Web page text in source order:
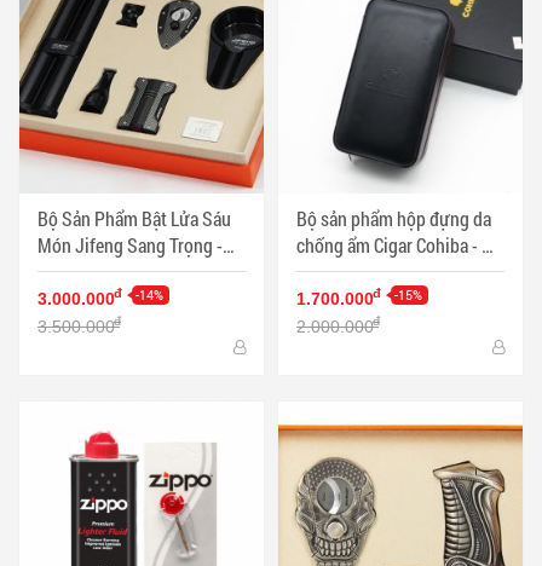
Bộ Sản Phẩm Bật Lửa Sáu
Món Jifeng Sang Trọng -
Mã SP: PKXG338
3.000.000đ -14%
3.500.000đ
Bộ sản phẩm hộp đựng da
chống ẩm Cigar Cohiba - Mã
SP: PKXG130
1.700.000đ -15%
2.000.000đ